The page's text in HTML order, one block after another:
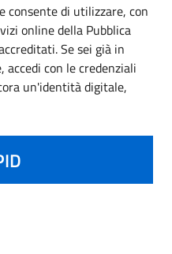
consente di utilizzare, con
online della Pubblica
Se sei già in
con le credenziali
un'identità digitale,